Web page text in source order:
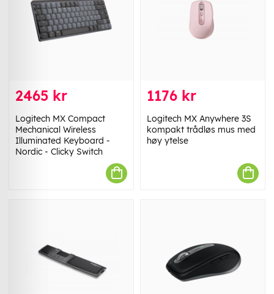
2465 kr
Logitech MX Compact
Mechanical Wireless
Illuminated Keyboard -
Nordic - Clicky Switch
1176 kr
Logitech MX Anywhere 3S
kompakt trådløs mus med
høy ytelse